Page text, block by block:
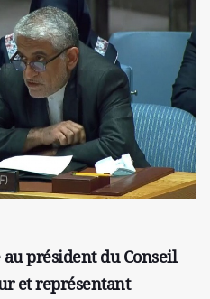
président du Conseil
et représentant